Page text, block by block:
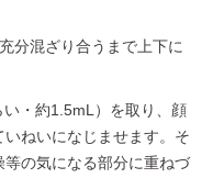
分混ざり合うまで上下に
・約1.5mL）を取り、顔
ねいになじませます。そ
の気になる部分に重ねづ